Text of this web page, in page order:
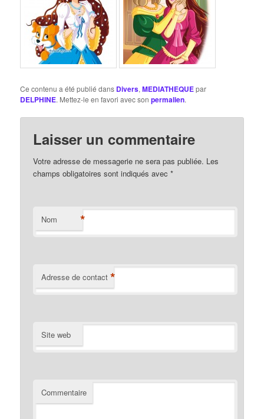
Ce contenu a été publié dans Divers,MEDIATHEQUEpar
DELPHINE. Mettez-le en favori avec sonpermalien.
Laisser un commentaire
Votre adresse de messagerie ne sera pas publiée. Les
champs obligatoires sont indiqués avec*
Nom *
Adresse de contact *
Site web
Commentaire